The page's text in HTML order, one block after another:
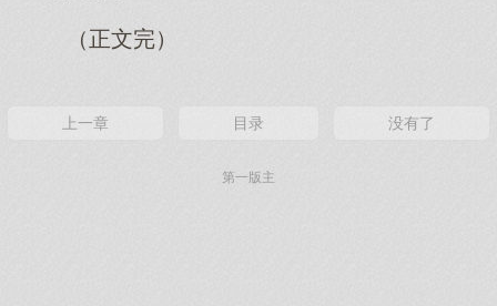
（正文完）
上一章 目录 没有了
第一版主